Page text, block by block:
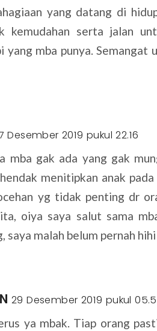
yang datang di
kemudahan serta jalan
yang mba punya. Semangat
Desember 2019 pukul 22.16
mba gak ada yang gak
menitipkan anak
yg tidak penting dr
oiya saya salut sama
saya malah belum pernah hihi
29 Desember 2019 pukul
ya mbak. Tiap orang